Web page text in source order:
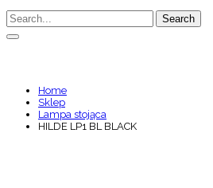
Search
Home
Sklep
Lampa stojąca
HILDE LP1 BL BLACK